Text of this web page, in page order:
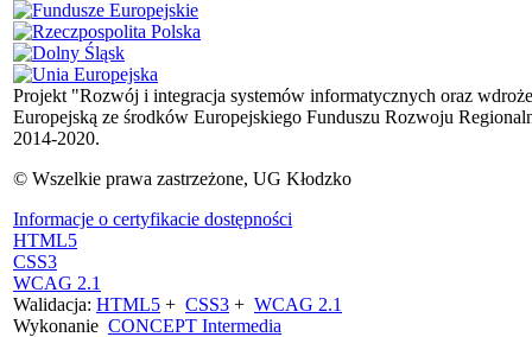
Projekt "Rozwój i integracja systemów informatycznych oraz
Europejską ze środków Europejskiego Funduszu Rozwoju
2014-2020.
© Wszelkie prawa zastrzeżone, UG Kłodzko
Informacje o certyfikacie dostępności
HTML5
CSS3
WCAG 2.1
Walidacja: HTML5 + CSS3 + WCAG 2.1
Wykonanie CONCEPT Intermedia